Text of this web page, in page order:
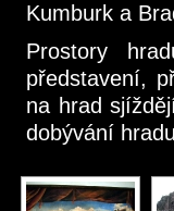
Kumburk a
Prostory
představení,
na hrad
dobývání